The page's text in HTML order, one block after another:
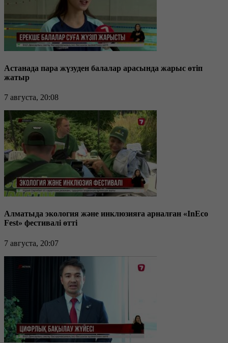
Астанада пара жүзуден балалар арасында жарыс өтіп
жатыр
7 августа, 20:08
Алматыда экология және инклюзияға арналған «InEco
Fest» фестивалі өтті
7 августа, 20:07